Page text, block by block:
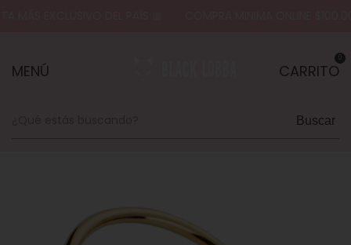
MENÚ CARRITO
0
Buscar